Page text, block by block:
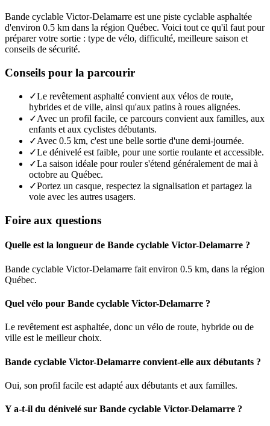
Bande cyclable Victor-Delamarre est une piste cyclable asphaltée
d'environ 0.5 km dans la région Québec. Voici tout ce qu'il faut pour
préparer votre sortie : type de vélo, difficulté, meilleure saison et
conseils de sécurité.
Conseils pour la parcourir
✓Le revêtement asphalté convient aux vélos de route,
hybrides et de ville, ainsi qu'aux patins à roues alignées.
✓Avec un profil facile, ce parcours convient aux familles, aux
enfants et aux cyclistes débutants.
✓Avec 0.5 km, c'est une belle sortie d'une demi-journée.
✓Le dénivelé est faible, pour une sortie roulante et accessible.
✓La saison idéale pour rouler s'étend généralement de mai à
octobre au Québec.
✓Portez un casque, respectez la signalisation et partagez la
voie avec les autres usagers.
Foire aux questions
Quelle est la longueur de Bande cyclable Victor-Delamarre ?
Bande cyclable Victor-Delamarre fait environ 0.5 km, dans la région
Québec.
Quel vélo pour Bande cyclable Victor-Delamarre ?
Le revêtement est asphaltée, donc un vélo de route, hybride ou de
ville est le meilleur choix.
Bande cyclable Victor-Delamarre convient-elle aux débutants ?
Oui, son profil facile est adapté aux débutants et aux familles.
Y a-t-il du dénivelé sur Bande cyclable Victor-Delamarre ?